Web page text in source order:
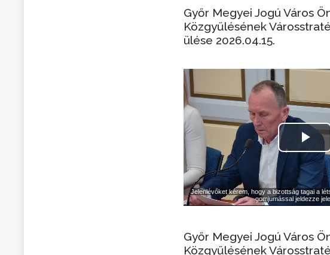
Győr Megyei Jogú Város
Közgyűlésének
ülése 2026.04.15.
Győr Megyei Jogú Város
Közgyűlésének